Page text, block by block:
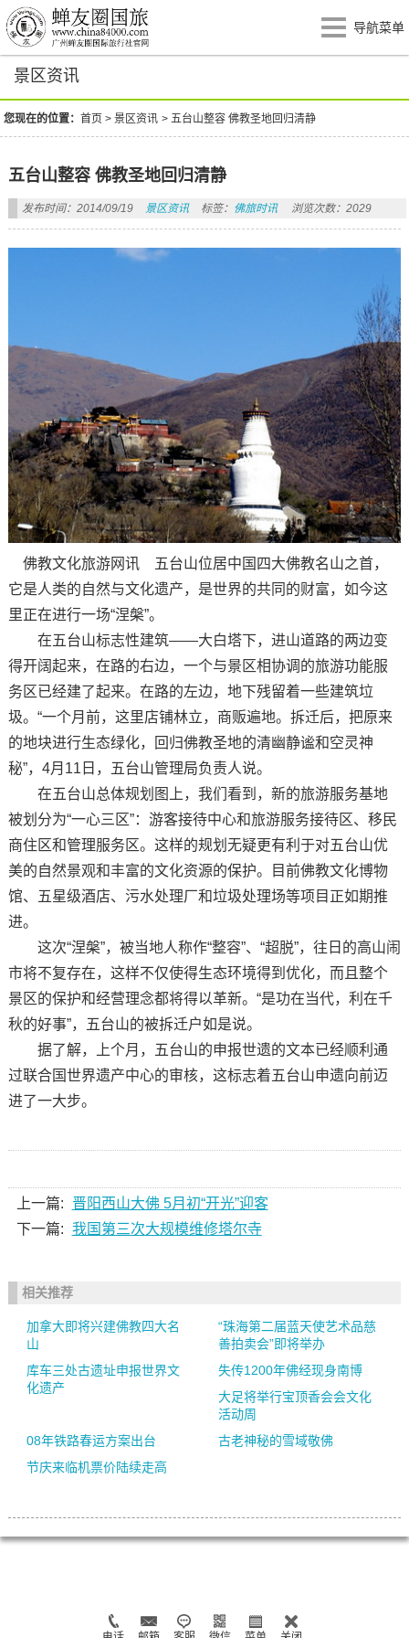
导航菜单
景区资讯
您现在的位置：首页 >景区资讯 >五台山整容 佛教圣地回归清静
五台山整容 佛教圣地回归清静
发布时间：2014/09/19 景区资讯 标签： 佛旅时讯 浏览次数：2029
佛教文化旅游网讯 五台山位居中国四大佛教名山之首，
它是人类的自然与文化遗产，是世界的共同的财富，如今这
里正在进行一场“涅槃”。
在五台山标志性建筑——大白塔下，进山道路的两边变
得开阔起来，在路的右边，一个与景区相协调的旅游功能服
务区已经建了起来。在路的左边，地下残留着一些建筑垃
圾。“一个月前，这里店铺林立，商贩遍地。拆迁后，把原来
的地块进行生态绿化，回归佛教圣地的清幽静谧和空灵神
秘”，4月11日，五台山管理局负责人说。
在五台山总体规划图上，我们看到，新的旅游服务基地
被划分为“一心三区”：游客接待中心和旅游服务接待区、移民
商住区和管理服务区。这样的规划无疑更有利于对五台山优
美的自然景观和丰富的文化资源的保护。目前佛教文化博物
馆、五星级酒店、污水处理厂和垃圾处理场等项目正如期推
进。
这次“涅槃”，被当地人称作“整容”、“超脱”，往日的高山闹
市将不复存在，这样不仅使得生态环境得到优化，而且整个
景区的保护和经营理念都将得以革新。“是功在当代，利在千
秋的好事”，五台山的被拆迁户如是说。
据了解，上个月，五台山的申报世遗的文本已经顺利通
过联合国世界遗产中心的审核，这标志着五台山申遗向前迈
进了一大步。
上一篇:
晋阳西山大佛 5月初“开光”迎客
下一篇: 我国第三次大规模维修塔尔寺
相关推荐
加拿大即将兴建佛教四大名
山
“珠海第二届蓝天使艺术品慈
善拍卖会”即将举办
库车三处古遗址申报世界文
化遗产
失传1200年佛经现身南博
大足将举行宝顶香会会文化
活动周
08年铁路春运方案出台
古老神秘的雪域敬佛
节庆来临机票价陆续走高